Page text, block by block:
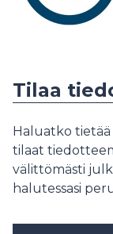
Tilaa
Haluatko tietää
tilaat
välittömästi
halutessasi